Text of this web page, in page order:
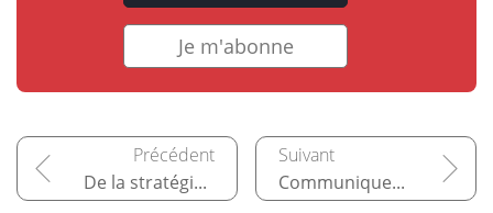
Je m'abonne
De la stratégie au plan opérationnel Communiquer plus efficacement